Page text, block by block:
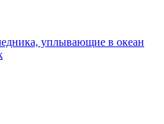
уплывающие в океан